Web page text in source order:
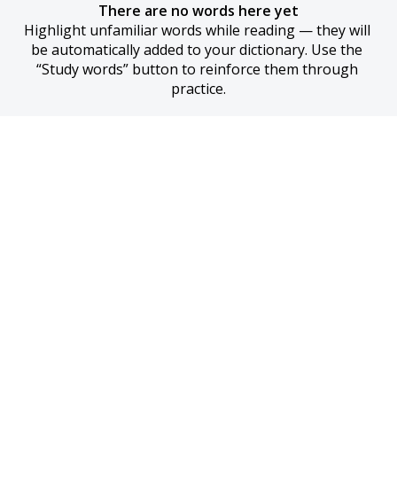
There are no words here yet
Highlight unfamiliar words while reading — they will
be automatically added to your dictionary. Use the
“Study words” button to reinforce them through
practice.